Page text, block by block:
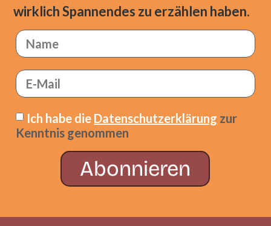
wirklich Spannendes zu erzählen haben.
Ich habe die Datenschutzerklärung zur
Kenntnis genommen
Abonnieren